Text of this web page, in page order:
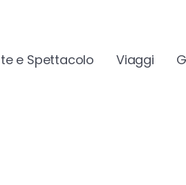
e Spettacolo Viaggi